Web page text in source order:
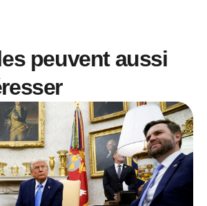
peuvent aussi